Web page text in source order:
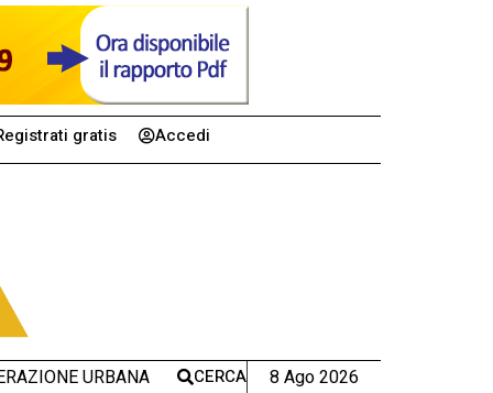
gratis Accedi
URBANA CERCA 8 Ago 2026